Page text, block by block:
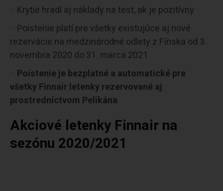
Krytie hradí aj náklady na test, ak je pozitívny
Poistenie platí pre všetky existujúce aj nové
rezervácie na medzinárodné odlety z Fínska od 3.
novembra 2020 do 31. marca 2021
Poistenie je bezplatné a automatické pre
všetky Finnair letenky rezervované aj
prostredníctvom Pelikána
Akciové letenky Finnair na
sezónu 2020/2021